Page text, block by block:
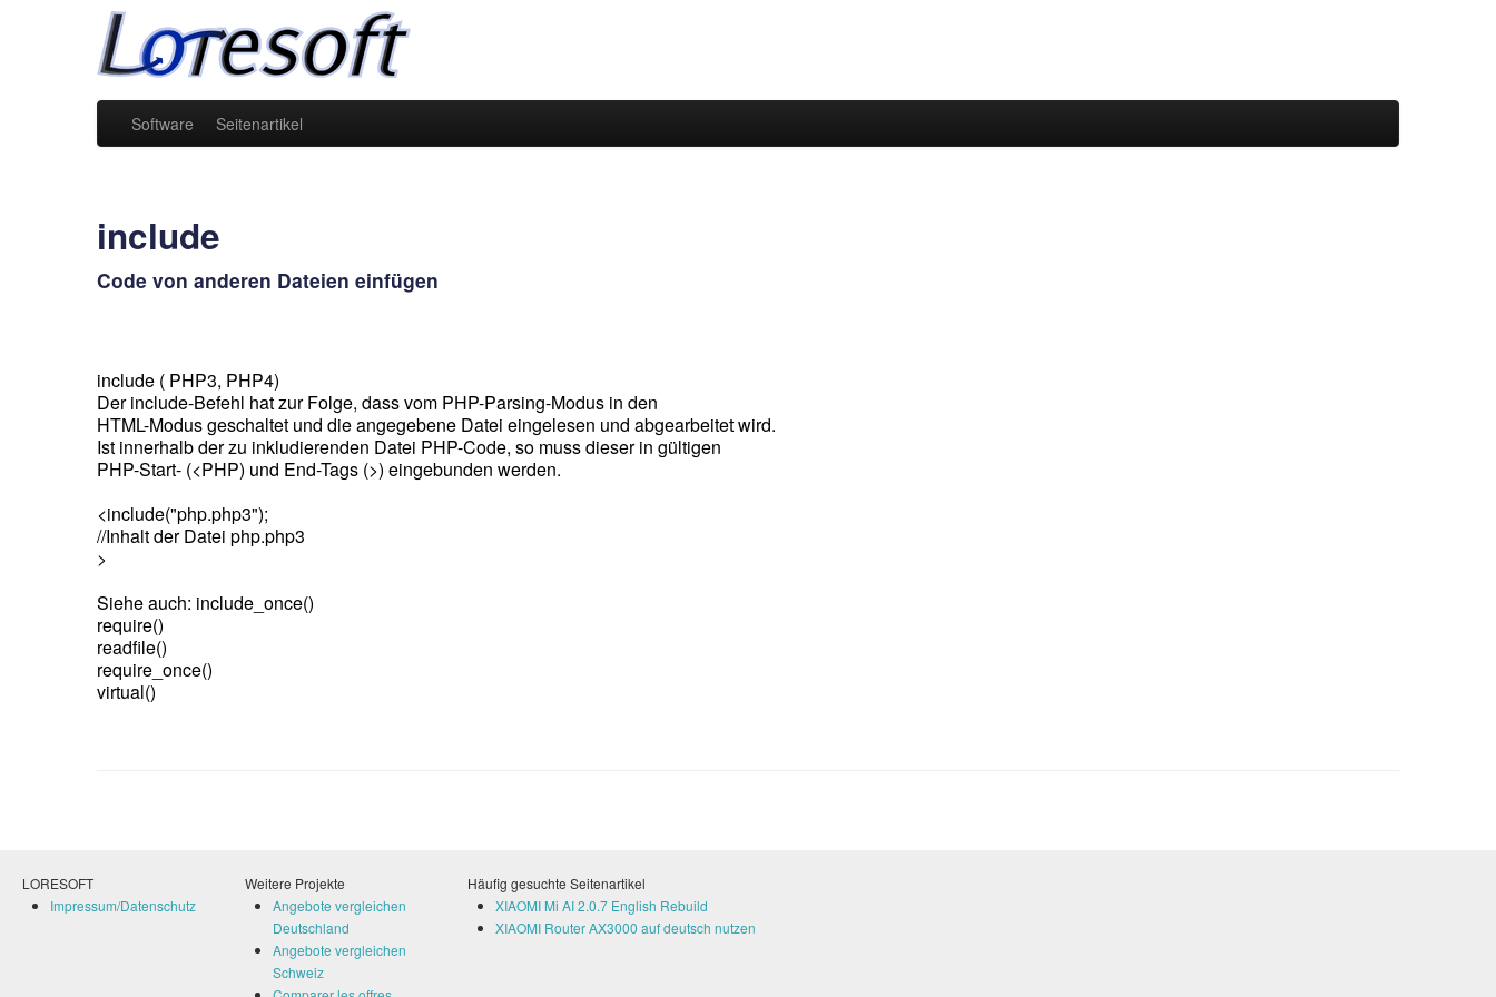
Software Seitenartikel
include
Code von anderen Dateien einfügen
include ( PHP3, PHP4)
Der include-Befehl hat zur Folge, dass vom PHP-Parsing-Modus in den
HTML-Modus geschaltet und die angegebene Datei eingelesen und abgearbeitet wird.
Ist innerhalb der zu inkludierenden Datei PHP-Code, so muss dieser in gültigen
PHP-Start- (<PHP) und End-Tags (>) eingebunden werden.
<include("php.php3");
//Inhalt der Datei php.php3
>
Siehe auch: include_once()
require()
readfile()
require_once()
virtual()
LORESOFT
Impressum/Datenschutz
Weitere Projekte
Angebote vergleichen
Deutschland
Angebote vergleichen
Schweiz
Häufig gesuchte Seitenartikel
XIAOMI Mi AI 2.0.7 English Rebuild
XIAOMI Router AX3000 auf deutsch nutzen